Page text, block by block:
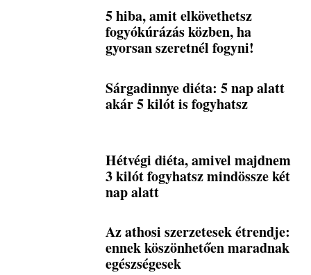
5 hiba, amit elkövethetsz
fogyókúrázás közben, ha
gyorsan szeretnél fogyni!
Sárgadinnye diéta: 5 nap alatt
akár 5 kilót is fogyhatsz
Hétvégi diéta, amivel majdnem
3 kilót fogyhatsz mindössze két
nap alatt
Az athosi szerzetesek étrendje:
ennek köszönhetően maradnak
egészségesek